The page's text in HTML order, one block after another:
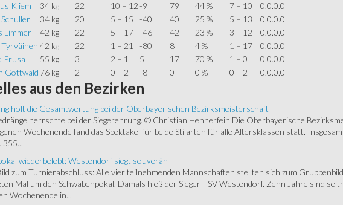
Kliem 34 kg 22 10 – 12-9 79 44 % 7 – 10
0.0.0.0
34 kg 20 5 – 15 -40 40 25 % 5 – 13
0.0.0.0
Limmer 42 kg 22 5 – 17 -46 42 23 % 3 – 12
0.0.0.0
42 kg 22 1 – 21 -80 8 4 % 1 – 17
0.0.0.0
Prusa 55 kg 3 2 – 1 5 17 70 % 1 – 0
0.0.0.0
Gottwald 76 kg 2 0 – 2 -8 0 0 % 0 – 2 0.0.0.0
aus den Bezirken
holt die Gesamtwertung bei der Oberbayerischen Bezirksmeisterschaft
herrschte bei der Siegerehrung. © Christian Hennerfein Die Oberbayerische
Wochenende fand das Spektakel für beide Stilarten für alle Altersklassen statt.
355...
wiederbelebt: Westendorf siegt souverän
zum Turnierabschluss: Alle vier teilnehmenden Mannschaften stellten sich zum
Mal um den Schwabenpokal. Damals hieß der Sieger TSV Westendorf. Zehn Jahre sind
Wochenende in...